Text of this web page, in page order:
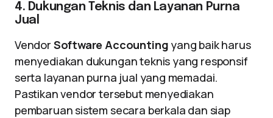
4. Dukungan Teknis dan Layanan Purna
Jual
Vendor Software Accounting yang baik harus
menyediakan dukungan teknis yang responsif
serta layanan purna jual yang memadai.
Pastikan vendor tersebut menyediakan
pembaruan sistem secara berkala dan siap